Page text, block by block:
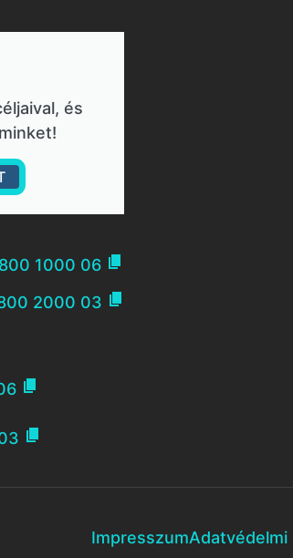
és
1000 06 
2000 03 


ImpresszumAdatvédelmi